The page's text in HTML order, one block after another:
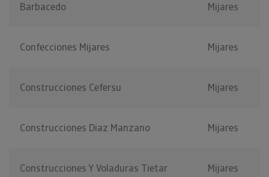
Barbacedo Mijares
Confecciones Mijares Mijares
Construcciones Cefersu Mijares
Construcciones Diaz Manzano Mijares
Construcciones Y Voladuras Tietar Mijares